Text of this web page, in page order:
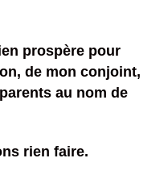
prospère pour
de mon conjoint,
au nom de
rien faire.